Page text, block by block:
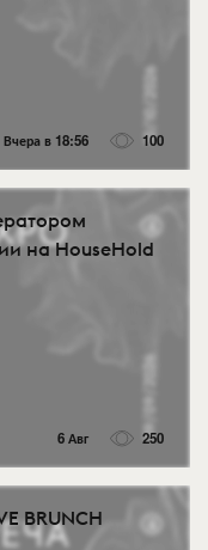
Вчера в 18:56 100
на HouseHold
6 Авг 250
BRUNCH